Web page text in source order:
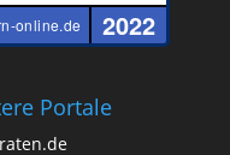
online.de 2022
Portale